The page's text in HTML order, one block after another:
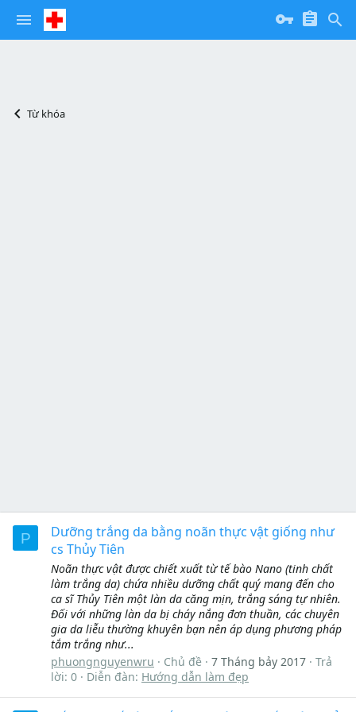
Từ khóa
P
Dưỡng trắng da bằng noãn thực vật giống như
cs Thủy Tiên
Noãn thực vật được chiết xuất từ tế bào Nano (tinh chất
làm trắng da) chứa nhiều dưỡng chất quý mang đến cho
ca sĩ Thủy Tiên một làn da căng mịn, trắng sáng tự nhiên.
Đối với những làn da bị cháy nắng đơn thuần, các chuyên
gia da liễu thường khuyên bạn nên áp dụng phương pháp
tắm trắng như...
phuongnguyenwru
Chủ đề 7 Tháng bảy 2017
Trả
lời: 0
Diễn đàn: Hướng dẫn làm đẹp